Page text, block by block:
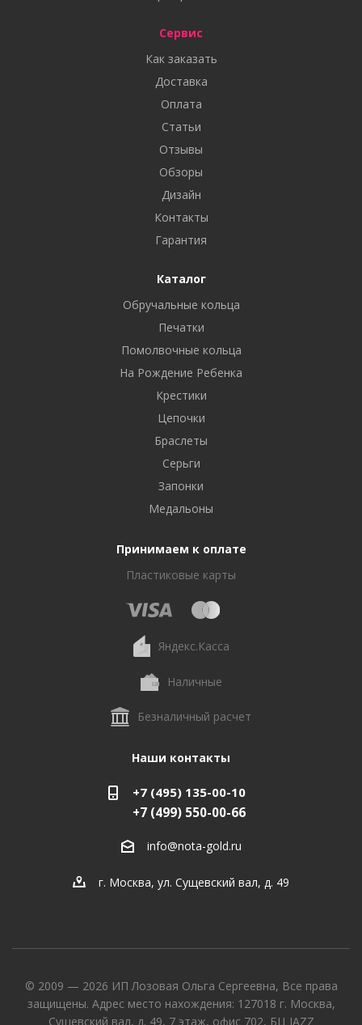
Сервис
Как заказать
Доставка
Оплата
Статьи
Отзывы
Обзоры
Дизайн
Контакты
Гарантия
Каталог
Обручальные кольца
Печатки
Помолвочные кольца
На Рождение Ребенка
Крестики
Цепочки
Браслеты
Серьги
Запонки
Медальоны
Принимаем к оплате
Пластиковые карты
Яндекс.Касса
Наличные
Безналичный расчет
Наши контакты
+7 (495) 135-00-10
+7 (499) 550-00-66
info@nota-gold.ru
г. Москва, ул. Сущевский вал, д. 49
© 2009 — 2026 ИП Лозовая Ольга Сергеевна, Все права
защищены. Адрес место нахождения: 127018 г. Москва,
Сущевский вал, д. 49, 7 этаж, офис 702, БЦ JAZZ